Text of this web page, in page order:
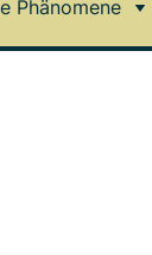
Phänomene